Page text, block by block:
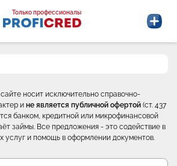
Только профессионалы
Только профессионалы
носит исключительно справочно-
и не является публичной офертой (ст. 437
банком, кредитной или микрофинансовой
займы. Все предложения - это содействие в
услуг и помощь в оформлении документов.